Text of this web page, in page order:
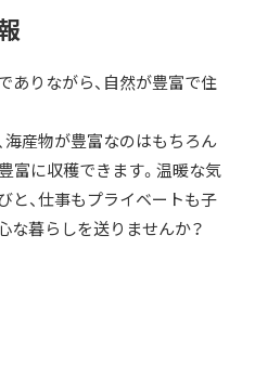
ありながら、自然が豊富で住
海産物が豊富なのはもちろん
富に収穫できます。温暖な気
と、仕事もプライベートも子
な暮らしを送りませんか？